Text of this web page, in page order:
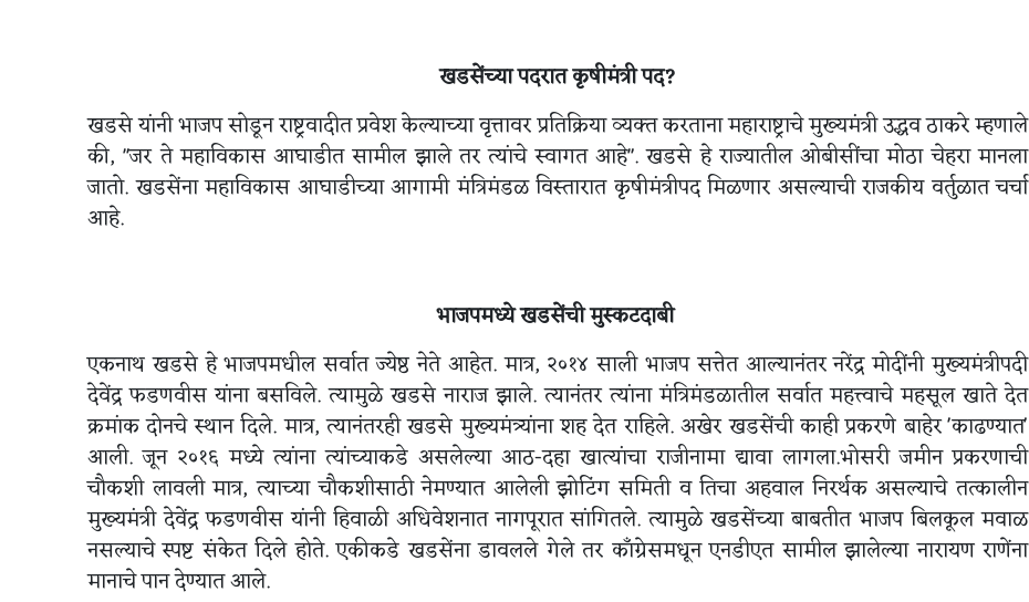
खडसेंच्या पदरात कृषीमंत्री पद?
खडसे यांनी भाजप सोडून राष्ट्रवादीत प्रवेश केल्याच्या वृत्तावर प्रतिक्रिया व्यक्त करताना महाराष्ट्राचे मुख्यमंत्री उद्धव ठाकरे म्हणाले
की, "जर ते महाविकास आघाडीत सामील झाले तर त्यांचे स्वागत आहे". खडसे हे राज्यातील ओबीसींचा मोठा चेहरा मानला
जातो. खडसेंना महाविकास आघाडीच्या आगामी मंत्रिमंडळ विस्तारात कृषीमंत्रीपद मिळणार असल्याची राजकीय वर्तुळात चर्चा
आहे.
भाजपमध्ये खडसेंची मुस्कटदाबी
एकनाथ खडसे हे भाजपमधील सर्वात ज्येष्ठ नेते आहेत. मात्र, २०१४ साली भाजप सत्तेत आल्यानंतर नरेंद्र मोदींनी मुख्यमंत्रीपदी
देवेंद्र फडणवीस यांना बसविले. त्यामुळे खडसे नाराज झाले. त्यानंतर त्यांना मंत्रिमंडळातील सर्वात महत्त्वाचे महसूल खाते देत
क्रमांक दोनचे स्थान दिले. मात्र, त्यानंतरही खडसे मुख्यमंत्र्यांना शह देत राहिले. अखेर खडसेंची काही प्रकरणे बाहेर 'काढण्यात'
आली. जून २०१६ मध्ये त्यांना त्यांच्याकडे असलेल्या आठ-दहा खात्यांचा राजीनामा द्यावा लागला.भोसरी जमीन प्रकरणाची
चौकशी लावली मात्र, त्याच्या चौकशीसाठी नेमण्यात आलेली झोटिंग समिती व तिचा अहवाल निरर्थक असल्याचे तत्कालीन
मुख्यमंत्री देवेंद्र फडणवीस यांनी हिवाळी अधिवेशनात नागपूरात सांगितले. त्यामुळे खडसेंच्या बाबतीत भाजप बिलकूल मवाळ
नसल्याचे स्पष्ट संकेत दिले होते. एकीकडे खडसेंना डावलले गेले तर काँग्रेसमधून एनडीएत सामील झालेल्या नारायण राणेंना
मानाचे पान देण्यात आले.